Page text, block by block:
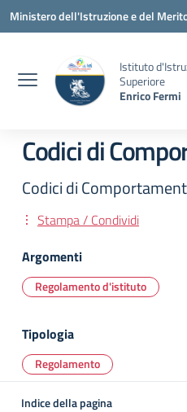
Vai ai contenuti
Vai al menu di navigazione
Vai al footer
Ministero dell'Istruzione e del
Istituto
Superiore
Enrico Fermi
Codici di
Codici di
Stampa / Condividi
Argomenti
Regolamento d'istituto
Tipologia
Regolamento
Indice della pagina